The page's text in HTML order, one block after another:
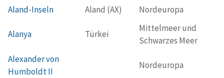
Aland-Inseln
Aland (AX) Nordeuropa
Alanya Türkei
Mittelmeer und
Schwarzes Meer
Alexander von
Humboldt II
Nordeuropa